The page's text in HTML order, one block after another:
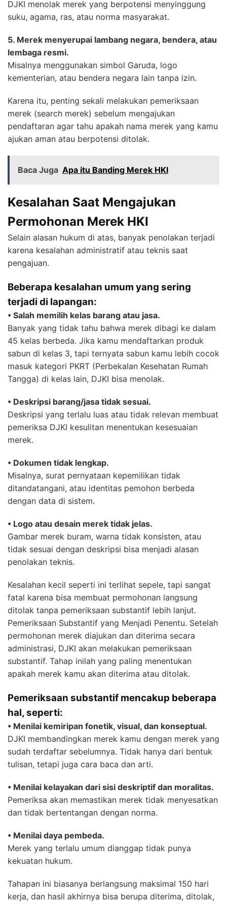
DJKI menolak merek yang berpotensi menyinggung
suku, agama, ras, atau norma masyarakat.
5. Merek menyerupai lambang negara, bendera, atau
lembaga resmi.
Misalnya menggunakan simbol Garuda, logo
kementerian, atau bendera negara lain tanpa izin.
Karena itu, penting sekali melakukan pemeriksaan
merek (search merek) sebelum mengajukan
pendaftaran agar tahu apakah nama merek yang kamu
ajukan aman atau berpotensi ditolak.
Baca Juga Apa itu Banding Merek HKI
Kesalahan Saat Mengajukan
Permohonan Merek HKI
Selain alasan hukum di atas, banyak penolakan terjadi
karena kesalahan administratif atau teknis saat
pengajuan.
Beberapa kesalahan umum yang sering
terjadi di lapangan:
• Salah memilih kelas barang atau jasa.
Banyak yang tidak tahu bahwa merek dibagi ke dalam
45 kelas berbeda. Jika kamu mendaftarkan produk
sabun di kelas 3, tapi ternyata sabun kamu lebih cocok
masuk kategori PKRT (Perbekalan Kesehatan Rumah
Tangga) di kelas lain, DJKI bisa menolak.
• Deskripsi barang/jasa tidak sesuai.
Deskripsi yang terlalu luas atau tidak relevan membuat
pemeriksa DJKI kesulitan menentukan kesesuaian
merek.
• Dokumen tidak lengkap.
Misalnya, surat pernyataan kepemilikan tidak
ditandatangani, atau identitas pemohon berbeda
dengan data di sistem.
• Logo atau desain merek tidak jelas.
Gambar merek buram, warna tidak konsisten, atau
tidak sesuai dengan deskripsi bisa menjadi alasan
penolakan teknis.
Kesalahan kecil seperti ini terlihat sepele, tapi sangat
fatal karena bisa membuat permohonan langsung
ditolak tanpa pemeriksaan substantif lebih lanjut.
Pemeriksaan Substantif yang Menjadi Penentu. Setelah
permohonan merek diajukan dan diterima secara
administrasi, DJKI akan melakukan pemeriksaan
substantif. Tahap inilah yang paling menentukan
apakah merek kamu akan diterima atau ditolak.
Pemeriksaan substantif mencakup beberapa
hal, seperti:
• Menilai kemiripan fonetik, visual, dan konseptual.
DJKI membandingkan merek kamu dengan merek yang
sudah terdaftar sebelumnya. Tidak hanya dari bentuk
tulisan, tetapi juga cara baca dan arti.
• Menilai kelayakan dari sisi deskriptif dan moralitas.
Pemeriksa akan memastikan merek tidak menyesatkan
dan tidak bertentangan dengan norma.
• Menilai daya pembeda.
Merek yang terlalu umum dianggap tidak punya
kekuatan hukum.
Tahapan ini biasanya berlangsung maksimal 150 hari
kerja, dan hasil akhirnya bisa berupa diterima, ditolak,